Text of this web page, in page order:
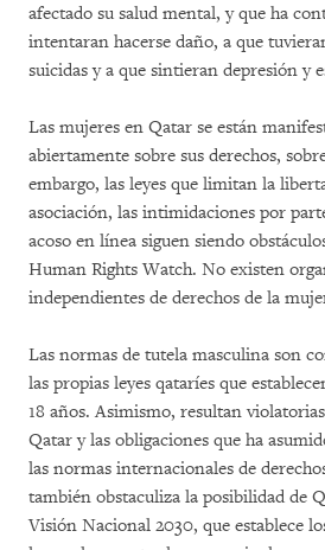
afectado su salud mental, y que ha
intentaran hacerse daño, a que
suicidas y a que sintieran depresión y
Las mujeres en Qatar se están
abiertamente sobre sus derechos,
embargo, las leyes que limitan la
asociación, las intimidaciones por
acoso en línea siguen siendo
Human Rights Watch. No existen
independientes de derechos de la
Las normas de tutela masculina son
las propias leyes qataríes que
18 años. Asimismo, resultan
Qatar y las obligaciones que ha
las normas internacionales de
también obstaculiza la posibilidad de
Visión Nacional 2030, que establece